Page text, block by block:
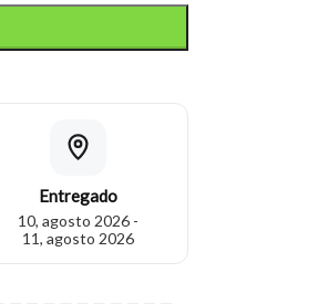
Entregado
10, agosto 2026 -
11, agosto 2026